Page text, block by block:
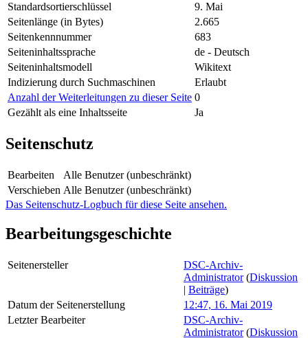
Standardsortierschlüssel
9. Mai
Seitenlänge (in Bytes)
2.665
Seitenkennnummer
683
Seiteninhaltssprache
de - Deutsch
Seiteninhaltsmodell
Wikitext
Indizierung durch Suchmaschinen
Erlaubt
Anzahl der Weiterleitungen zu dieser Seite 0
Gezählt als eine Inhaltsseite
Ja
Seitenschutz
Bearbeiten
Alle Benutzer (unbeschränkt)
Verschieben Alle Benutzer (unbeschränkt)
Das Seitenschutz-Logbuch für diese Seite ansehen.
Bearbeitungsgeschichte
Seitenersteller
DSC-Archiv-
Administrator (Diskussion
| Beiträge)
Datum der Seitenerstellung
12:47, 16. Mai 2019
Letzter Bearbeiter
DSC-Archiv-
Administrator (Diskussion